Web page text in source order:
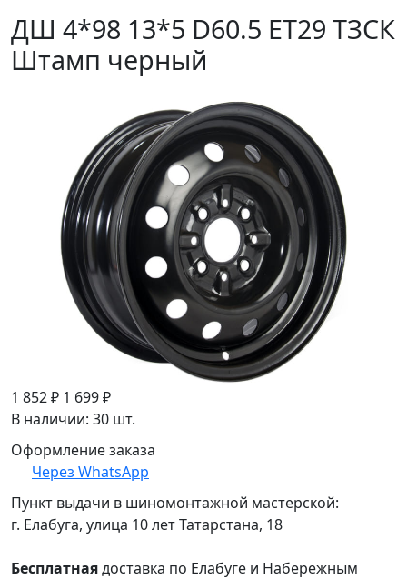
ДШ 4*98 13*5 D60.5 ET29 ТЗСК
Штамп черный
1 852 ₽ 1 699 ₽
В наличии: 30 шт.
Оформление заказа
Через WhatsApp
Пункт выдачи в шиномонтажной мастерской:
г. Елабуга, улица 10 лет Татарстана, 18
Бесплатнаядоставка по Елабуге и Набережным